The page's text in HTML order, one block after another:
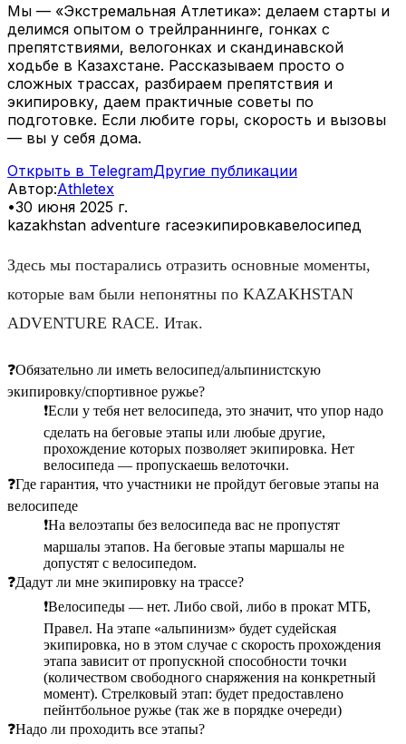
Мы — «Экстремальная Атлетика»: делаем старты и
делимся опытом о трейлраннинге, гонках с
препятствиями, велогонках и скандинавской
ходьбе в Казахстане. Рассказываем просто о
сложных трассах, разбираем препятствия и
экипировку, даем практичные советы по
подготовке. Если любите горы, скорость и вызовы
— вы у себя дома.
Открыть в TelegramДругие публикации
Автор:Athletex
•30 июня 2025 г.
kazakhstan adventure raceэкипировкавелосипед
Здесь мы постарались отразить основные моменты,
которые вам были непонятны по KAZAKHSTAN
ADVENTURE RACE. Итак.
❓Обязательно ли иметь велосипед/альпинистскую
экипировку/спортивное ружье?
❗️Если у тебя нет велосипеда, это значит, что упор надо
сделать на беговые этапы или любые другие,
прохождение которых позволяет экипировка. Нет
велосипеда — пропускаешь велоточки.
❓Где гарантия, что участники не пройдут беговые этапы на
велосипеде
❗️На велоэтапы без велосипеда вас не пропустят
маршалы этапов. На беговые этапы маршалы не
допустят с велосипедом.
❓Дадут ли мне экипировку на трассе?
❗️Велосипеды — нет. Либо свой, либо в прокат МТБ,
Правел. На этапе «альпинизм» будет судейская
экипировка, но в этом случае с скорость прохождения
этапа зависит от пропускной способности точки
(количеством свободного снаряжения на конкретный
момент). Стрелковый этап: будет предоставлено
пейнтбольное ружье (так же в порядке очереди)
❓Надо ли проходить все этапы?